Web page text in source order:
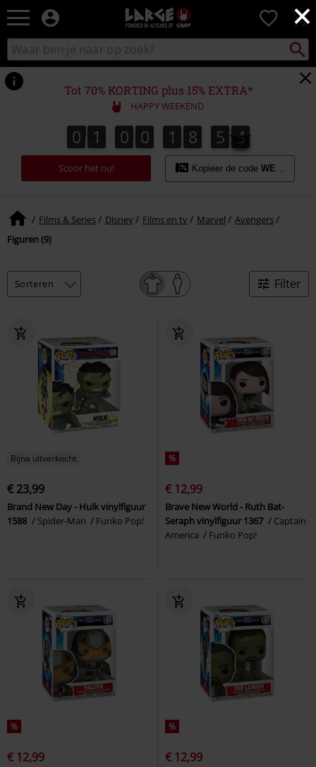
×
Large
–
Muziek-,
en
gaming-
merch
+
alternatieve
kleding
0
Zoek
in
catalogus
zoeken
Tot 70% KORTING plus 15% EXTRA*
HAPPY WEEKEND
0
0 1
1 0
0 0
0 1
1 8
8 5
5 4
5
4
Scoor het nu! Kopieer de code WEEKEND
Films & Series Disney Films en tv Marvel
Avengers
Figuren (9)
Filter
Bijna uitverkocht
€ 23,99
Brand New Day - Hulk vinylfiguur
1588
Spider-Man Funko Pop!
%
€ 12,99
Brave New World - Ruth Bat-
Seraph vinylfiguur 1367
Captain
America
Funko Pop!
%
€ 12,99
%
€ 12,99